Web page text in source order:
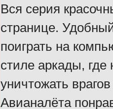
Вся серия
странице.
поиграть на
стиле аркады,
уничтожать
Авианалёта